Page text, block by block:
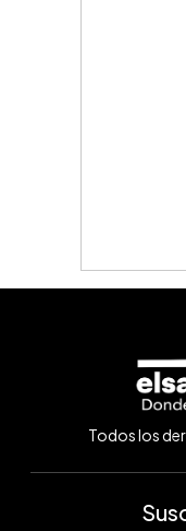
Todos los